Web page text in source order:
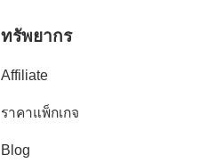
ทรัพยากร
Affiliate
ราคาแพ็กเกจ
Blog